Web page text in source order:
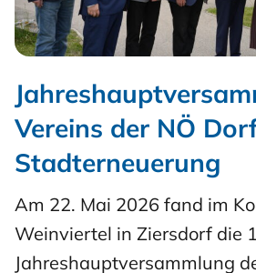
Vereins der NÖ
Stadterneuerung
Am 22. Mai 2026 fand im
Weinviertel in Ziersdorf die
Jahreshauptversammlung